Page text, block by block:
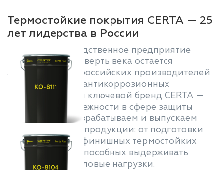
Термостойкие покрытия CERTA — 25
лет лидерства в России
Научно-производственное предприятие
«Спектр» уже четверть века остается
лидером среди российских производителей
термостойких и антикоррозионных
материалов. Наш ключевой бренд CERTA —
это синоним надежности в сфере защиты
металлов. Мы разрабатываем и выпускаем
широкий спектр продукции: от подготовки
поверхности до финишных термостойких
красок и лаков, способных выдерживать
критические тепловые нагрузки.